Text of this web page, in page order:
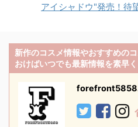
アイシャドウ"発売！待
新作のコスメ情報やおすすめの
おけばいつでも最新情報を素早